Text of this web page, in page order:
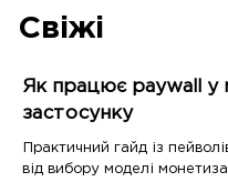
Свіжі
Як працює paywall у
застосунку
Практичний гайд із
від вибору моделі